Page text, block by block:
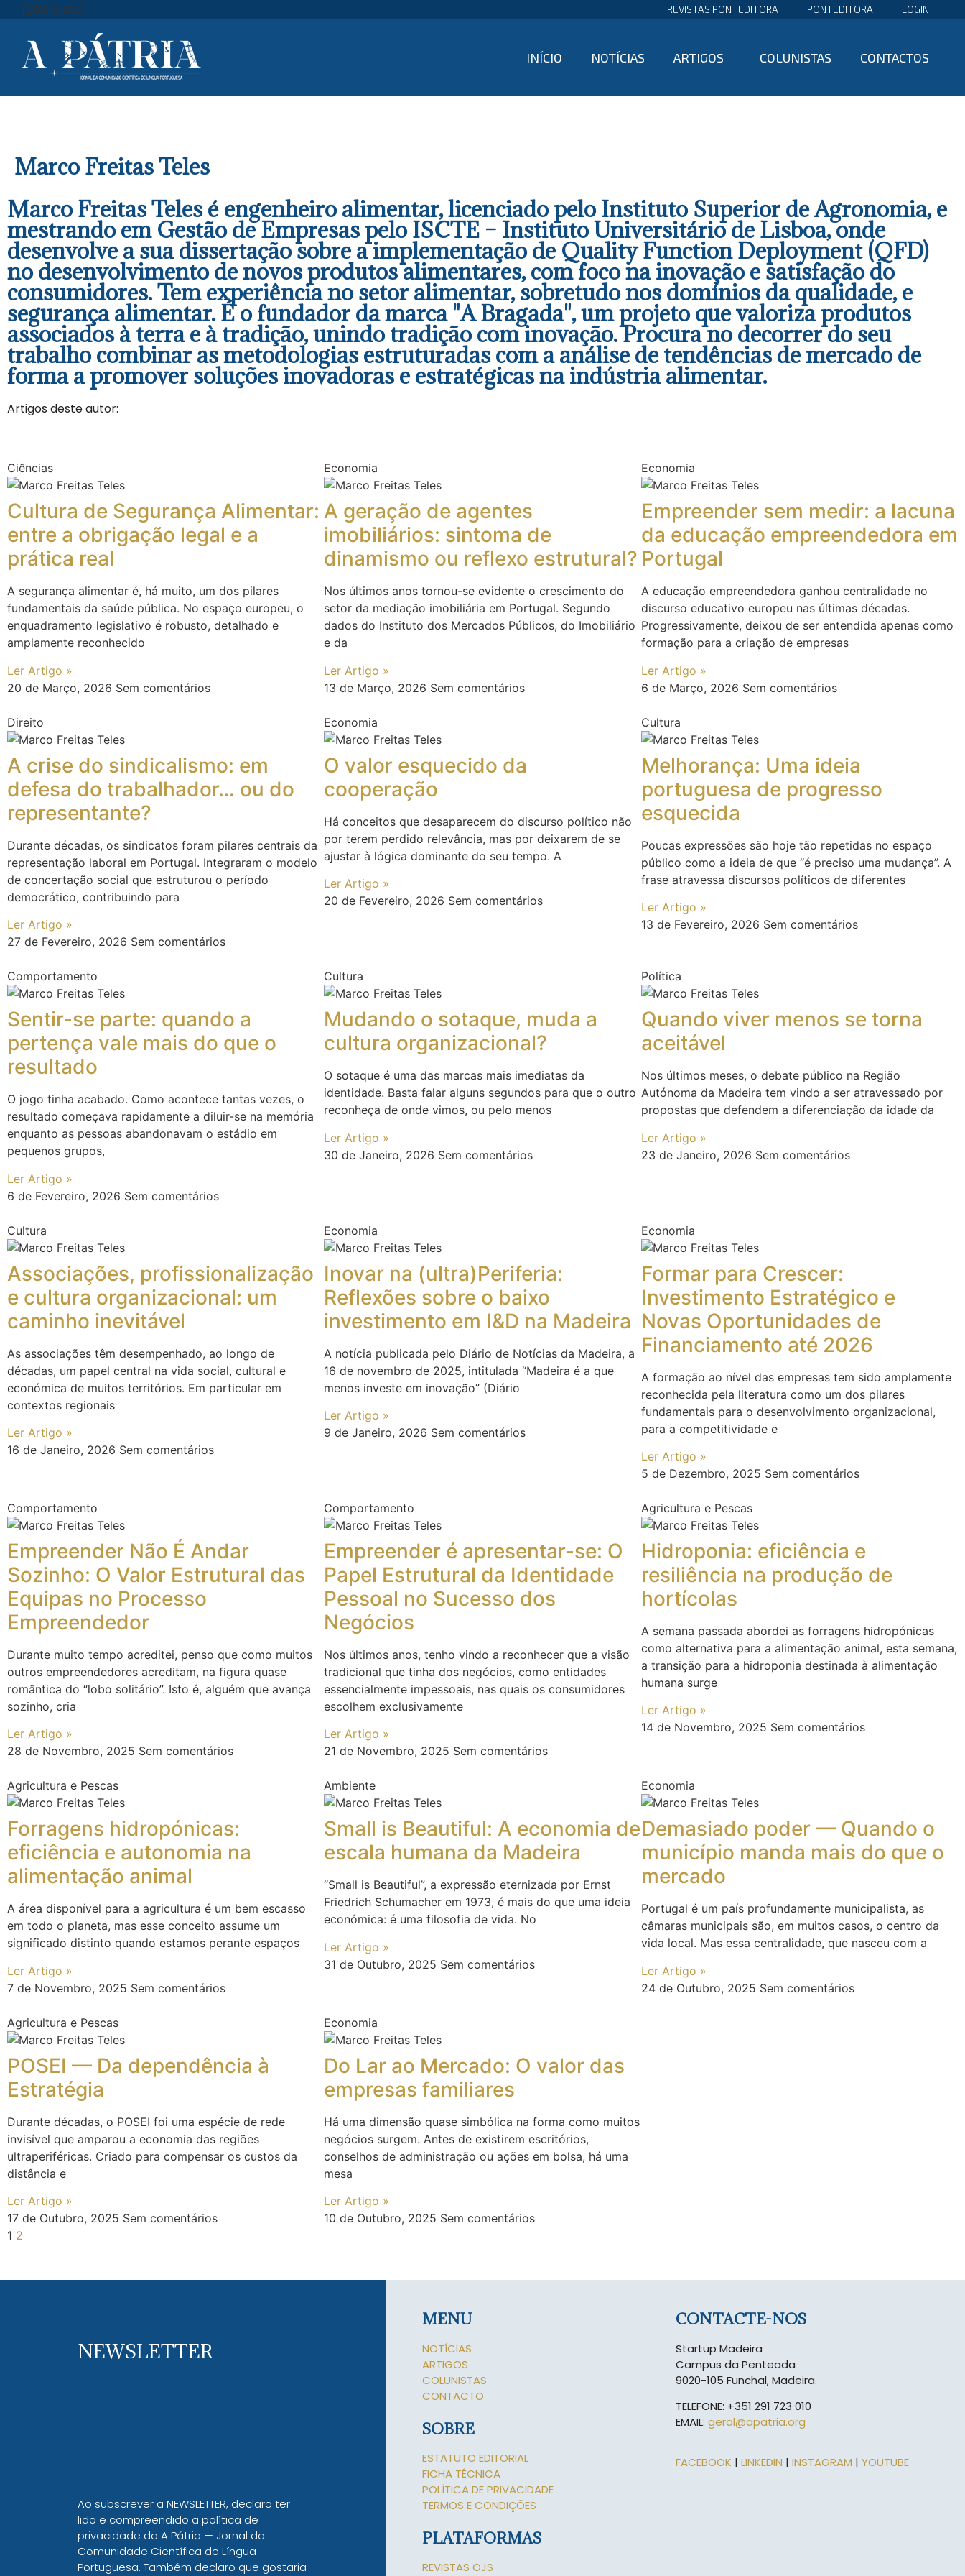
[gtranslate] REVISTAS PONTEDITORA PONTEDITORA LOGIN
INÍCIO NOTÍCIAS ARTIGOS COLUNISTAS CONTACTOS
Marco Freitas Teles
Marco Freitas Teles é engenheiro alimentar, licenciado pelo Instituto Superior de Agronomia, e
mestrando em Gestão de Empresas pelo ISCTE – Instituto Universitário de Lisboa, onde
desenvolve a sua dissertação sobre a implementação de Quality Function Deployment (QFD)
no desenvolvimento de novos produtos alimentares, com foco na inovação e satisfação do
consumidores. Tem experiência no setor alimentar, sobretudo nos domínios da qualidade, e
segurança alimentar. É o fundador da marca "A Bragada", um projeto que valoriza produtos
associados à terra e à tradição, unindo tradição com inovação. Procura no decorrer do seu
trabalho combinar as metodologias estruturadas com a análise de tendências de mercado de
forma a promover soluções inovadoras e estratégicas na indústria alimentar.
Artigos deste autor:
Ciências
Cultura de Segurança Alimentar:
entre a obrigação legal e a
prática real
A segurança alimentar é, há muito, um dos pilares
fundamentais da saúde pública. No espaço europeu, o
enquadramento legislativo é robusto, detalhado e
amplamente reconhecido
Ler Artigo »
20 de Março, 2026 Sem comentários
Economia
A geração de agentes
imobiliários: sintoma de
dinamismo ou reflexo estrutural?
Nos últimos anos tornou-se evidente o crescimento do
setor da mediação imobiliária em Portugal. Segundo
dados do Instituto dos Mercados Públicos, do Imobiliário
e da
Ler Artigo »
13 de Março, 2026 Sem comentários
Economia
Empreender sem medir: a lacuna
da educação empreendedora em
Portugal
A educação empreendedora ganhou centralidade no
discurso educativo europeu nas últimas décadas.
Progressivamente, deixou de ser entendida apenas como
formação para a criação de empresas
Ler Artigo »
6 de Março, 2026 Sem comentários
Direito
A crise do sindicalismo: em
defesa do trabalhador… ou do
representante?
Durante décadas, os sindicatos foram pilares centrais da
representação laboral em Portugal. Integraram o modelo
de concertação social que estruturou o período
democrático, contribuindo para
Ler Artigo »
27 de Fevereiro, 2026 Sem comentários
Economia
O valor esquecido da
cooperação
Há conceitos que desaparecem do discurso político não
por terem perdido relevância, mas por deixarem de se
ajustar à lógica dominante do seu tempo. A
Ler Artigo »
20 de Fevereiro, 2026 Sem comentários
Cultura
Melhorança: Uma ideia
portuguesa de progresso
esquecida
Poucas expressões são hoje tão repetidas no espaço
público como a ideia de que “é preciso uma mudança”. A
frase atravessa discursos políticos de diferentes
Ler Artigo »
13 de Fevereiro, 2026 Sem comentários
Comportamento
Sentir-se parte: quando a
pertença vale mais do que o
resultado
O jogo tinha acabado. Como acontece tantas vezes, o
resultado começava rapidamente a diluir-se na memória
enquanto as pessoas abandonavam o estádio em
pequenos grupos,
Ler Artigo »
6 de Fevereiro, 2026 Sem comentários
Cultura
Mudando o sotaque, muda a
cultura organizacional?
O sotaque é uma das marcas mais imediatas da
identidade. Basta falar alguns segundos para que o outro
reconheça de onde vimos, ou pelo menos
Ler Artigo »
30 de Janeiro, 2026 Sem comentários
Política
Quando viver menos se torna
aceitável
Nos últimos meses, o debate público na Região
Autónoma da Madeira tem vindo a ser atravessado por
propostas que defendem a diferenciação da idade da
Ler Artigo »
23 de Janeiro, 2026 Sem comentários
Cultura
Associações, profissionalização
e cultura organizacional: um
caminho inevitável
As associações têm desempenhado, ao longo de
décadas, um papel central na vida social, cultural e
económica de muitos territórios. Em particular em
contextos regionais
Ler Artigo »
16 de Janeiro, 2026 Sem comentários
Economia
Inovar na (ultra)Periferia:
Reflexões sobre o baixo
investimento em I&D na Madeira
A notícia publicada pelo Diário de Notícias da Madeira, a
16 de novembro de 2025, intitulada “Madeira é a que
menos investe em inovação” (Diário
Ler Artigo »
9 de Janeiro, 2026 Sem comentários
Economia
Formar para Crescer:
Investimento Estratégico e
Novas Oportunidades de
Financiamento até 2026
A formação ao nível das empresas tem sido amplamente
reconhecida pela literatura como um dos pilares
fundamentais para o desenvolvimento organizacional,
para a competitividade e
Ler Artigo »
5 de Dezembro, 2025 Sem comentários
Comportamento
Empreender Não É Andar
Sozinho: O Valor Estrutural das
Equipas no Processo
Empreendedor
Durante muito tempo acreditei, penso que como muitos
outros empreendedores acreditam, na figura quase
romântica do “lobo solitário”. Isto é, alguém que avança
sozinho, cria
Ler Artigo »
28 de Novembro, 2025 Sem comentários
Comportamento
Empreender é apresentar-se: O
Papel Estrutural da Identidade
Pessoal no Sucesso dos
Negócios
Nos últimos anos, tenho vindo a reconhecer que a visão
tradicional que tinha dos negócios, como entidades
essencialmente impessoais, nas quais os consumidores
escolhem exclusivamente
Ler Artigo »
21 de Novembro, 2025 Sem comentários
Agricultura e Pescas
Hidroponia: eficiência e
resiliência na produção de
hortícolas
A semana passada abordei as forragens hidropónicas
como alternativa para a alimentação animal, esta semana,
a transição para a hidroponia destinada à alimentação
humana surge
Ler Artigo »
14 de Novembro, 2025 Sem comentários
Agricultura e Pescas
Forragens hidropónicas:
eficiência e autonomia na
alimentação animal
A área disponível para a agricultura é um bem escasso
em todo o planeta, mas esse conceito assume um
significado distinto quando estamos perante espaços
Ler Artigo »
7 de Novembro, 2025 Sem comentários
Ambiente
Small is Beautiful: A economia de
escala humana da Madeira
“Small is Beautiful”, a expressão eternizada por Ernst
Friedrich Schumacher em 1973, é mais do que uma ideia
económica: é uma filosofia de vida. No
Ler Artigo »
31 de Outubro, 2025 Sem comentários
Economia
Demasiado poder — Quando o
município manda mais do que o
mercado
Portugal é um país profundamente municipalista, as
câmaras municipais são, em muitos casos, o centro da
vida local. Mas essa centralidade, que nasceu com a
Ler Artigo »
24 de Outubro, 2025 Sem comentários
Agricultura e Pescas
POSEI — Da dependência à
Estratégia
Durante décadas, o POSEI foi uma espécie de rede
invisível que amparou a economia das regiões
ultraperiféricas. Criado para compensar os custos da
distância e
Ler Artigo »
17 de Outubro, 2025 Sem comentários
Economia
Do Lar ao Mercado: O valor das
empresas familiares
Há uma dimensão quase simbólica na forma como muitos
negócios surgem. Antes de existirem escritórios,
conselhos de administração ou ações em bolsa, há uma
mesa
Ler Artigo »
10 de Outubro, 2025 Sem comentários
1 2
NEWSLETTER
Ao subscrever a NEWSLETTER, declaro ter
lido e compreendido a política de
privacidade da A Pátria — Jornal da
Comunidade Científica de Língua
Portuguesa. Também declaro que gostaria
MENU
NOTÍCIAS
ARTIGOS
COLUNISTAS
CONTACTO
SOBRE
ESTATUTO EDITORIAL
FICHA TÉCNICA
POLÍTICA DE PRIVACIDADE
TERMOS E CONDIÇÕES
PLATAFORMAS
REVISTAS OJS
CONTACTE-NOS
Startup Madeira
Campus da Penteada
9020-105 Funchal, Madeira.
TELEFONE: +351 291 723 010
EMAIL: geral@apatria.org
FACEBOOK | LINKEDIN | INSTAGRAM | YOUTUBE